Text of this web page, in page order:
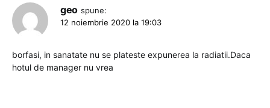
geo spune:
12 noiembrie 2020 la 19:03
borfasi, in sanatate nu se plateste expunerea la radiatii.Daca
hotul de manager nu vrea